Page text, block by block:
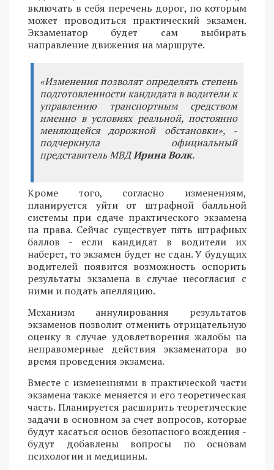
включать в себя перечень дорог, по которым
может проводиться практический экзамен.
Экзаменатор будет сам выбирать
направление движения на маршруте.
«Изменения позволят определять степень
подготовленности кандидата в водители к
управлению транспортным средством
именно в условиях реальной, постоянно
меняющейся дорожной обстановки», -
подчеркнула официальный
представитель МВДИрина Волк.
Кроме того, согласно изменениям,
планируется уйти от штрафной балльной
системы при сдаче практического экзамена
на права. Сейчас существует пять штрафных
баллов - если кандидат в водители их
наберет, то экзамен будет не сдан. У будущих
водителей появится возможность оспорить
результаты экзамена в случае несогласия с
ними и подать апелляцию.
Механизм аннулирования результатов
экзаменов позволит отменить отрицательную
оценку в случае удовлетворения жалобы на
неправомерные действия экзаменатора во
время проведения экзамена.
Вместе с изменениями в практической части
экзамена также меняется и его теоретическая
часть. Планируется расширить теоретические
задачи в основном за счет вопросов, которые
будут касаться основ безопасного вождения -
будут добавлены вопросы по основам
психологии и медицины.